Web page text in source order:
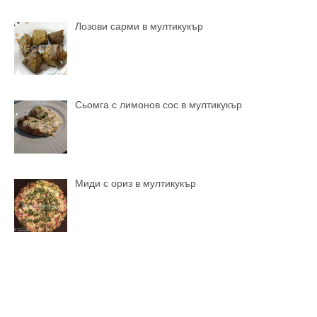
Лозови сарми в мултикукър
Сьомга с лимонов сос в мултикукър
Миди с ориз в мултикукър